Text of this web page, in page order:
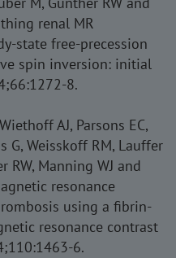
renal MR
state free-precession
spin inversion: initial
8.
AJ, Parsons EC,
G, Weisskoff RM, Lauffer
RW, Manning WJ and
resonance
using a fibrin-
resonance contrast
6.